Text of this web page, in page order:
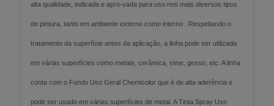
alta qualidade, indicada e apro-vada para uso nos mais diversos tipos
de pintura, tanto em ambiente externo como interno . Respeitando o
tratamento da superfície antes da aplicação, a linha pode ser utilizada
em várias superfícies como metais, cerâmica, vime, gesso, etc. A linha
conta com o Fundo Uso Geral Chemicolor que é de alta aderência e
pode ser usado em várias superfícies de metal. A Tinta Spray Uso